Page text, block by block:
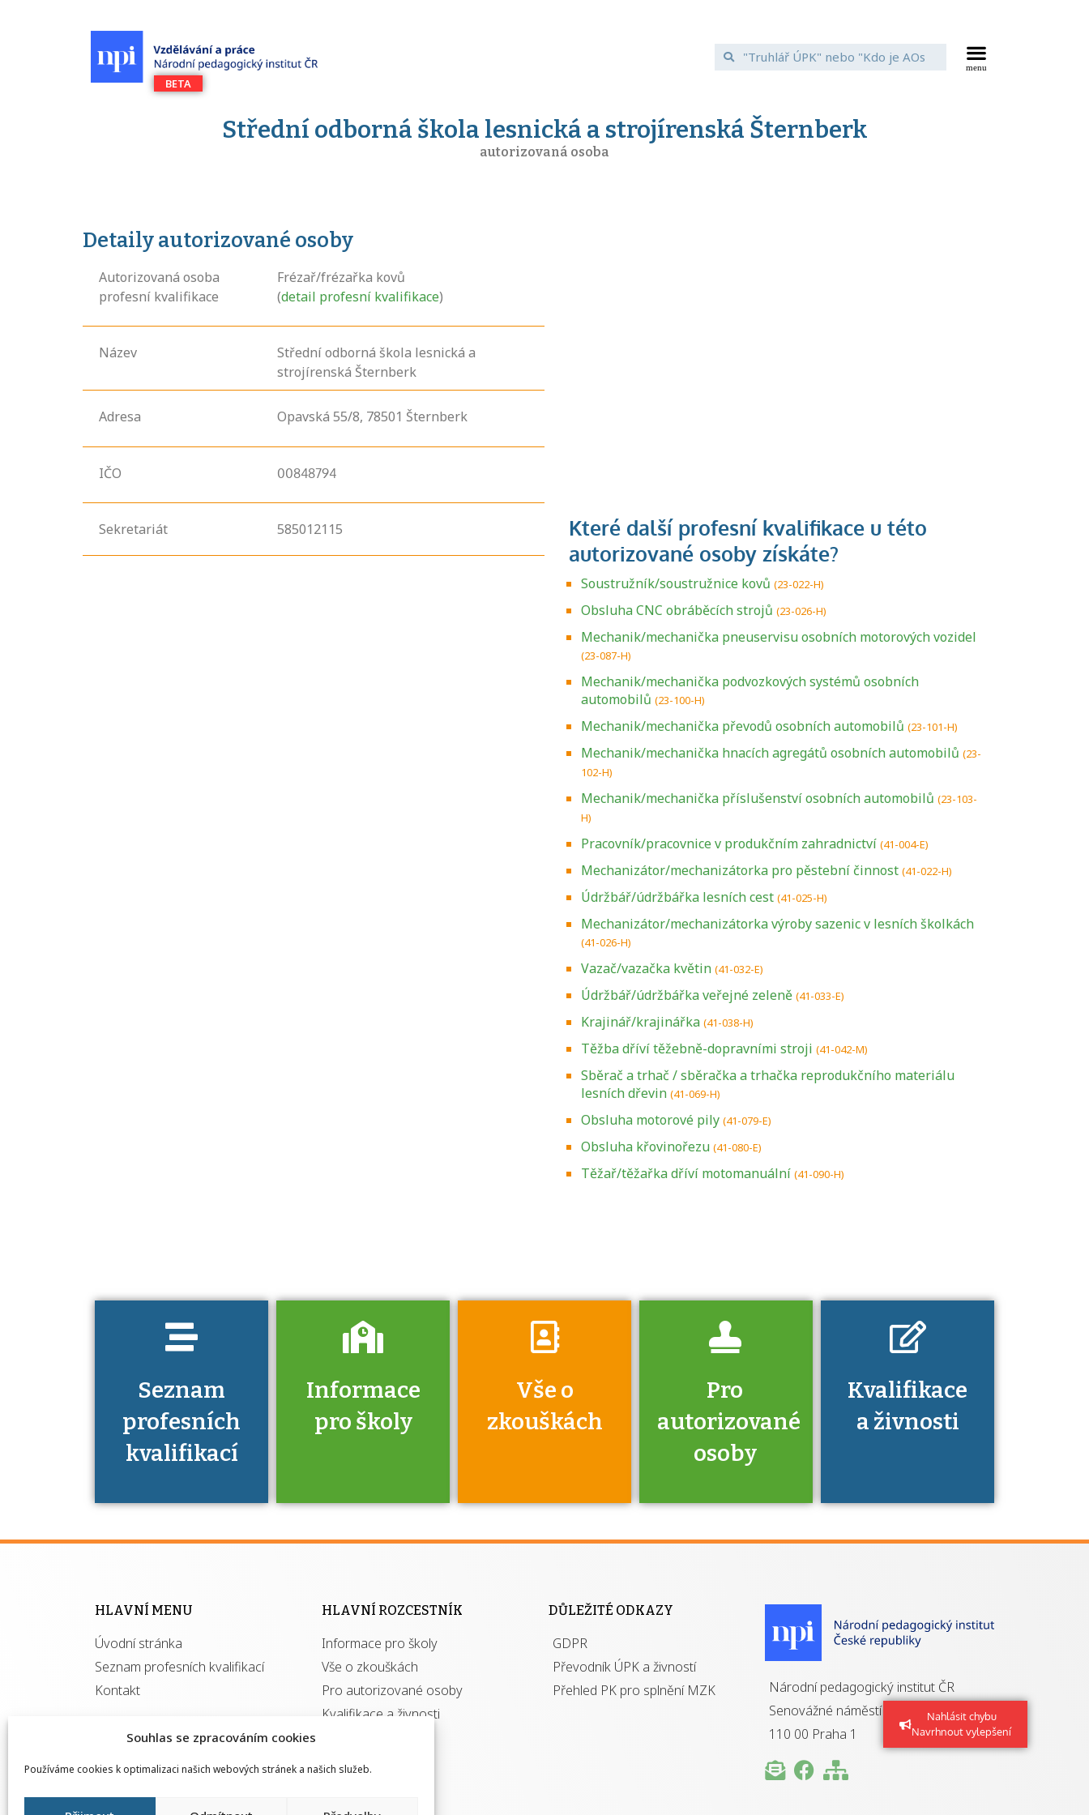
Souhlas se zpracováním cookies
Používáme cookies k optimalizaci našich webových stránek a našich služeb.
Nahlásit chybu
Navrhnout vylepšení
Střední odborná škola lesnická a strojírenská Šternberk
autorizovaná osoba
Detaily autorizované osoby
Autorizovaná osoba
profesní kvalifikace
Frézař/frézařka kovů
(detail profesní kvalifikace)
Název
Střední odborná škola lesnická a
strojírenská Šternberk
Adresa Opavská 55/8, 78501 Šternberk
IČO 00848794
Sekretariát 585012115
Soustružník/soustružnice kovů (23-022-H)
Obsluha CNC obráběcích strojů (23-026-H)
Mechanik/mechanička pneuservisu osobních motorových vozidel
(23-087-H)
Mechanik/mechanička podvozkových systémů osobních
automobilů (23-100-H)
Mechanik/mechanička převodů osobních automobilů (23-101-H)
Mechanik/mechanička hnacích agregátů osobních automobilů (23-
102-H)
Mechanik/mechanička příslušenství osobních automobilů (23-103-
H)
Pracovník/pracovnice v produkčním zahradnictví (41-004-E)
Mechanizátor/mechanizátorka pro pěstební činnost (41-022-H)
Údržbář/údržbářka lesních cest (41-025-H)
Mechanizátor/mechanizátorka výroby sazenic v lesních školkách
(41-026-H)
Vazač/vazačka květin (41-032-E)
Údržbář/údržbářka veřejné zeleně (41-033-E)
Krajinář/krajinářka (41-038-H)
Těžba dříví těžebně-dopravními stroji (41-042-M)
Sběrač a trhač / sběračka a trhačka reprodukčního materiálu
lesních dřevin (41-069-H)
Obsluha motorové pily (41-079-E)
Obsluha křovinořezu (41-080-E)
Těžař/těžařka dříví motomanuální (41-090-H)
Seznam
profesních
kvalifikací
Informace
pro školy
Víte, že jako škola
kvalifikací jisté
získávání
autorizací?
Vše o
zkouškách
Zjistěte, jak se
přihlásit ke
Pro
autorizované
osoby
výhody má získání
Kvalifikace
a živnosti
HLAVNÍ MENU
Úvodní stránka
Seznam profesních kvalifikací
Kontakt
HLAVNÍ ROZCESTNÍK
Informace pro školy
Vše o zkouškách
Pro autorizované osoby
Kvalifikace a živnosti
DŮLEŽITÉ ODKAZY
GDPR
Převodník ÚPK a živností
Přehled PK pro splnění MZK
Národní pedagogický institut ČR
Senovážné náměstí 25
110 00 Praha 1